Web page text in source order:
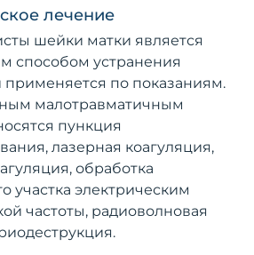
лечение
шейки матки является
способом устранения
применяется по показаниям.
малотравматичным
пункция
лазерная коагуляция,
обработка
участка электрическим
частоты, радиоволновая